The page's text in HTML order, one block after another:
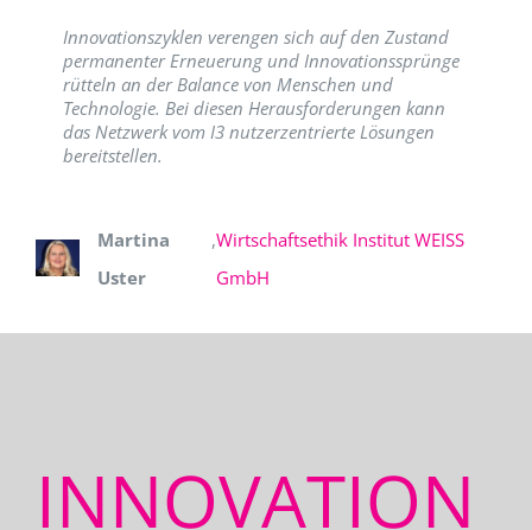
Innovationszyklen verengen sich auf den Zustand
permanenter Erneuerung und Innovationssprünge
rütteln an der Balance von Menschen und
Technologie. Bei diesen Herausforderungen kann
das Netzwerk vom I3 nutzerzentrierte Lösungen
bereitstellen.
Martina
Uster
,Wirtschaftsethik Institut WEISS
GmbH
INNOVATION